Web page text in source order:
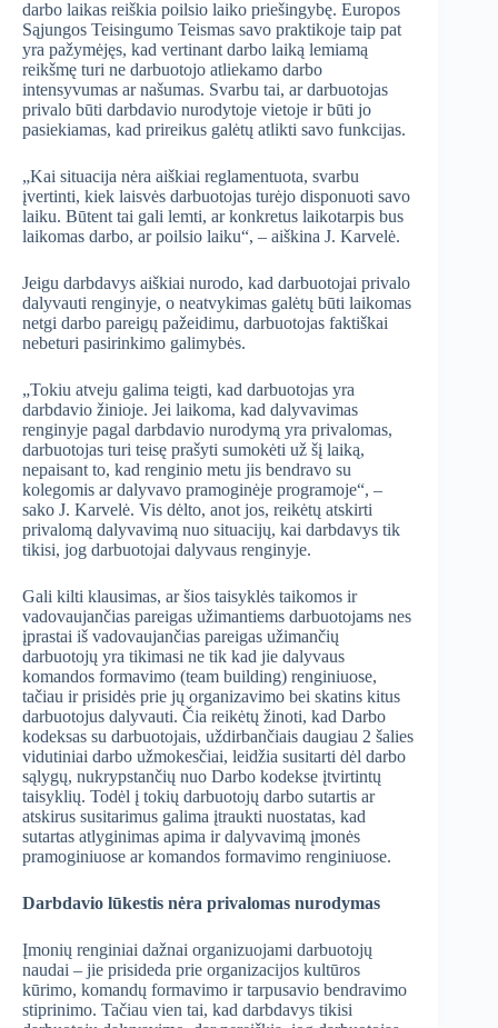
darbo laikas reiškia poilsio laiko priešingybę. Europos
Sąjungos Teisingumo Teismas savo praktikoje taip pat
yra pažymėjęs, kad vertinant darbo laiką lemiamą
reikšmę turi ne darbuotojo atliekamo darbo
intensyvumas ar našumas. Svarbu tai, ar darbuotojas
privalo būti darbdavio nurodytoje vietoje ir būti jo
pasiekiamas, kad prireikus galėtų atlikti savo funkcijas.
„Kai situacija nėra aiškiai reglamentuota, svarbu
įvertinti, kiek laisvės darbuotojas turėjo disponuoti savo
laiku. Būtent tai gali lemti, ar konkretus laikotarpis bus
laikomas darbo, ar poilsio laiku“, – aiškina J. Karvelė.
Jeigu darbdavys aiškiai nurodo, kad darbuotojai privalo
dalyvauti renginyje, o neatvykimas galėtų būti laikomas
netgi darbo pareigų pažeidimu, darbuotojas faktiškai
nebeturi pasirinkimo galimybės.
„Tokiu atveju galima teigti, kad darbuotojas yra
darbdavio žinioje. Jei laikoma, kad dalyvavimas
renginyje pagal darbdavio nurodymą yra privalomas,
darbuotojas turi teisę prašyti sumokėti už šį laiką,
nepaisant to, kad renginio metu jis bendravo su
kolegomis ar dalyvavo pramoginėje programoje“, –
sako J. Karvelė. Vis dėlto, anot jos, reikėtų atskirti
privalomą dalyvavimą nuo situacijų, kai darbdavys tik
tikisi, jog darbuotojai dalyvaus renginyje.
Gali kilti klausimas, ar šios taisyklės taikomos ir
vadovaujančias pareigas užimantiems darbuotojams nes
įprastai iš vadovaujančias pareigas užimančių
darbuotojų yra tikimasi ne tik kad jie dalyvaus
komandos formavimo (team building) renginiuose,
tačiau ir prisidės prie jų organizavimo bei skatins kitus
darbuotojus dalyvauti. Čia reikėtų žinoti, kad Darbo
kodeksas su darbuotojais, uždirbančiais daugiau 2 šalies
vidutiniai darbo užmokesčiai, leidžia susitarti dėl darbo
sąlygų, nukrypstančių nuo Darbo kodekse įtvirtintų
taisyklių. Todėl į tokių darbuotojų darbo sutartis ar
atskirus susitarimus galima įtraukti nuostatas, kad
sutartas atlyginimas apima ir dalyvavimą įmonės
pramoginiuose ar komandos formavimo renginiuose.
Darbdavio lūkestis nėra privalomas nurodymas
Įmonių renginiai dažnai organizuojami darbuotojų
naudai – jie prisideda prie organizacijos kultūros
kūrimo, komandų formavimo ir tarpusavio bendravimo
stiprinimo. Tačiau vien tai, kad darbdavys tikisi